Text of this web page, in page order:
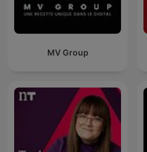
MV Group